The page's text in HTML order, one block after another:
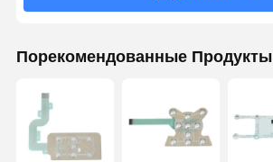
Порекомендованные Продукты